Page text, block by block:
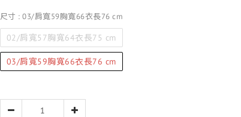
尺寸 : 03/肩寬59胸寬66衣長76 cm
02/肩寬57胸寬64衣長75 cm
03/肩寬59胸寬66衣長76 cm